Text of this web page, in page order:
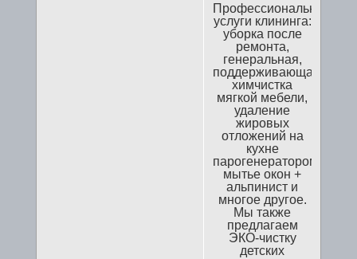
Профессиональные
услуги клининга:
уборка после
ремонта,
генеральная,
поддерживающая,
химчистка
мягкой мебели,
удаление
жировых
отложений на
кухне
парогенератором,
мытье окон +
альпинист и
многое другое.
Мы также
предлагаем
ЭКО-чистку
детских